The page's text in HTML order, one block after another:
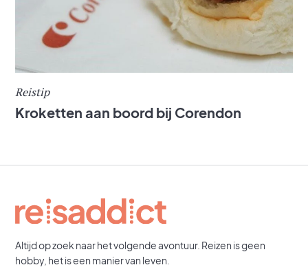
Reistip
Kroketten aan boord bij Corendon
Altijd op zoek naar het volgende avontuur. Reizen is geen
hobby, het is een manier van leven.